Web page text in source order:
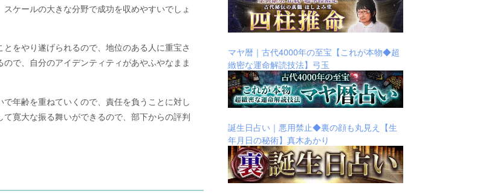
ケールの大きな分野で成功を収めやすいでしょ
をやり遂げられるので、地位のある人に重宝さ
で、自分のアイデンティティがあやふやなまま
年齢を重ねていくので、責任を負うことに対し
寛大な振る舞いができるので、部下からの評判
マヤ暦｜古代4000年の至宝【これが本物◆超
緻密な運命解読技法】弓玉
誕生日占い｜悪用禁止◆裏の顔も丸見え【生
年月日の秘術】真木あかり